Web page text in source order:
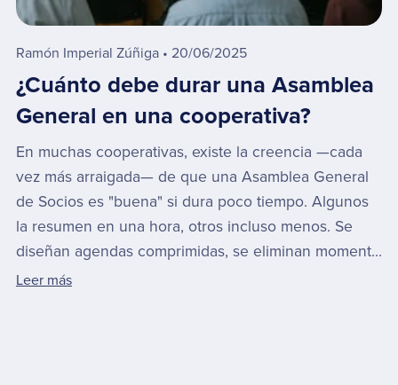
Ramón Imperial Zúñiga 20/06/2025
¿Cuánto debe durar una Asamblea
General en una cooperativa?
En muchas cooperativas, existe la creencia —cada
vez más arraigada— de que una Asamblea General
de Socios es "buena" si dura poco tiempo. Algunos
la resumen en una hora, otros incluso menos. Se
diseñan agendas comprimidas, se eliminan moment...
Leer más